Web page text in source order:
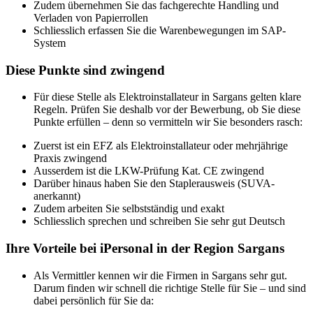
Zudem übernehmen Sie das fachgerechte Handling und
Verladen von Papierrollen
Schliesslich erfassen Sie die Warenbewegungen im SAP-
System
Diese Punkte sind zwingend
Für diese Stelle als Elektroinstallateur in Sargans gelten klare
Regeln. Prüfen Sie deshalb vor der Bewerbung, ob Sie diese
Punkte erfüllen – denn so vermitteln wir Sie besonders rasch:
Zuerst ist ein EFZ als Elektroinstallateur oder mehrjährige
Praxis zwingend
Ausserdem ist die LKW-Prüfung Kat. CE zwingend
Darüber hinaus haben Sie den Staplerausweis (SUVA-
anerkannt)
Zudem arbeiten Sie selbstständig und exakt
Schliesslich sprechen und schreiben Sie sehr gut Deutsch
Ihre Vorteile bei iPersonal in der Region Sargans
Als Vermittler kennen wir die Firmen in Sargans sehr gut.
Darum finden wir schnell die richtige Stelle für Sie – und sind
dabei persönlich für Sie da: